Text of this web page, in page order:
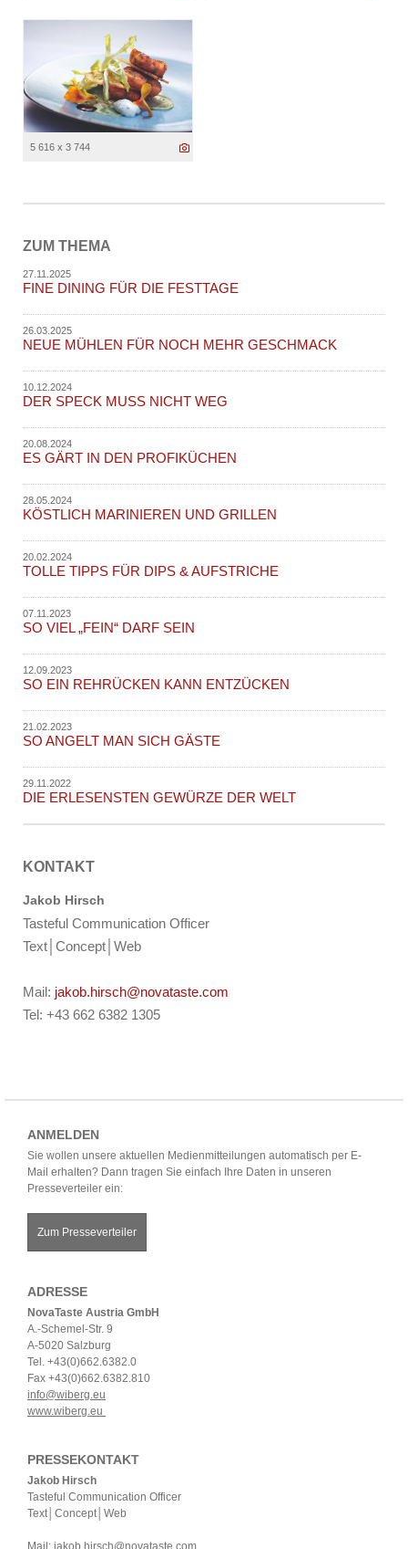
5 616 x 3 744
ZUM THEMA
27.11.2025
FINE DINING FÜR DIE FESTTAGE
26.03.2025
NEUE MÜHLEN FÜR NOCH MEHR GESCHMACK
10.12.2024
DER SPECK MUSS NICHT WEG
20.08.2024
ES GÄRT IN DEN PROFIKÜCHEN
28.05.2024
KÖSTLICH MARINIEREN UND GRILLEN
20.02.2024
TOLLE TIPPS FÜR DIPS & AUFSTRICHE
07.11.2023
SO VIEL „FEIN“ DARF SEIN
12.09.2023
SO EIN REHRÜCKEN KANN ENTZÜCKEN
21.02.2023
SO ANGELT MAN SICH GÄSTE
29.11.2022
DIE ERLESENSTEN GEWÜRZE DER WELT
KONTAKT
Jakob Hirsch
Tasteful Communication Officer
Text│Concept│Web
Mail: jakob.hirsch@novataste.com
Tel: +43 662 6382 1305
ANMELDEN
Sie wollen unsere aktuellen Medienmitteilungen automatisch per E-
Mail erhalten? Dann tragen Sie einfach Ihre Daten in unseren
Presseverteiler ein:
Zum Presseverteiler
ADRESSE
NovaTaste Austria GmbH
A.-Schemel-Str. 9
A-5020 Salzburg
Tel. +43(0)662.6382.0
Fax +43(0)662.6382.810
info@wiberg.eu
www.wiberg.eu
PRESSEKONTAKT
Jakob Hirsch
Tasteful Communication Officer
Text│Concept│Web